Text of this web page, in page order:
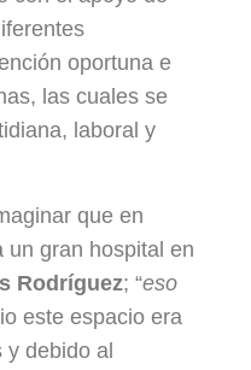
oportuna e
las cuales se
laboral y
que en
un gran hospital en
Rodríguez; “eso
este espacio era
y debido al